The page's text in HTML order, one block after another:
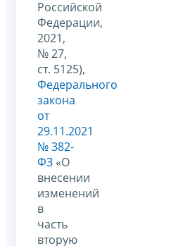
Российской
Федерации,
2021,
№ 27,
ст. 5125),
Федерального
закона
от
29.11.2021
№ 382-
ФЗ «О
внесении
изменений
в
часть
вторую